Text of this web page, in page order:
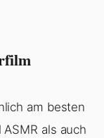
am besten
als auch